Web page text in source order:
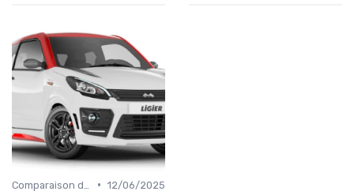
• 12/06/2025